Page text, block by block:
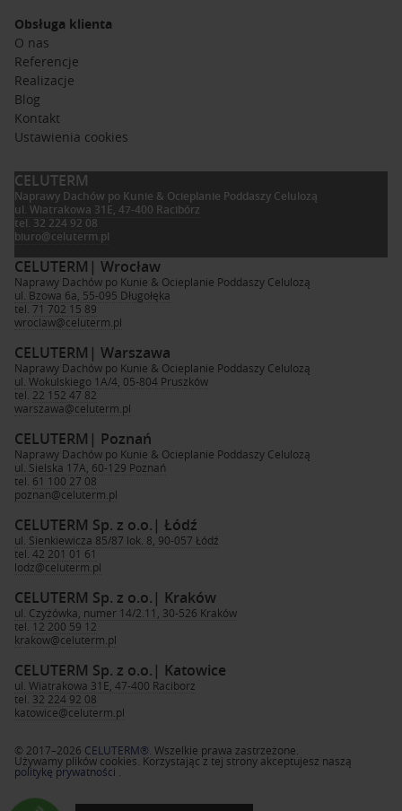
Obsługa klienta
O nas
Referencje
Realizacje
Blog
Kontakt
Ustawienia cookies
CELUTERM
Naprawy Dachów po Kunie & Ocieplanie Poddaszy Celulozą
ul. Wiatrakowa 31E, 47-400 Racibórz
tel. 32 224 92 08
biuro@celuterm.pl
CELUTERM
Naprawy Dachów po Kunie & Ocieplanie Poddaszy Celulozą
| Wrocław
ul. Bzowa 6a, 55-095 Długołęka
tel. 71 702 15 89
wroclaw@celuterm.pl
CELUTERM
Naprawy Dachów po Kunie & Ocieplanie Poddaszy Celulozą
| Warszawa
ul. Wokulskiego 1A/4, 05-804 Pruszków
tel. 22 152 47 82
warszawa@celuterm.pl
CELUTERM
Naprawy Dachów po Kunie & Ocieplanie Poddaszy Celulozą
| Poznań
ul. Sielska 17A, 60-129 Poznań
tel. 61 100 27 08
poznan@celuterm.pl
CELUTERM Sp. z o.o. | Łódź
ul. Sienkiewicza 85/87 lok. 8, 90-057 Łódź
tel. 42 201 01 61
lodz@celuterm.pl
CELUTERM Sp. z o.o. | Kraków
ul. Czyżówka, numer 14/2.11, 30-526 Kraków
tel. 12 200 59 12
krakow@celuterm.pl
CELUTERM Sp. z o.o. | Katowice
ul. Wiatrakowa 31E, 47-400 Raciborz
tel. 32 224 92 08
katowice@celuterm.pl
© 2017–2026 CELUTERM®. Wszelkie prawa zastrzeżone.
Używamy plików cookies. Korzystając z tej strony akceptujesz naszą
politykę prywatności .